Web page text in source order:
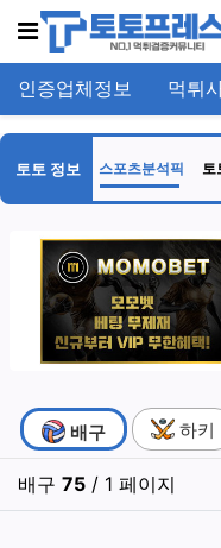
메뉴
인증업체정보 먹튀
토토 정보 스포츠분석픽 토
스포츠분석픽
현재 분류
배구 하키
배구 75 / 1 페이지